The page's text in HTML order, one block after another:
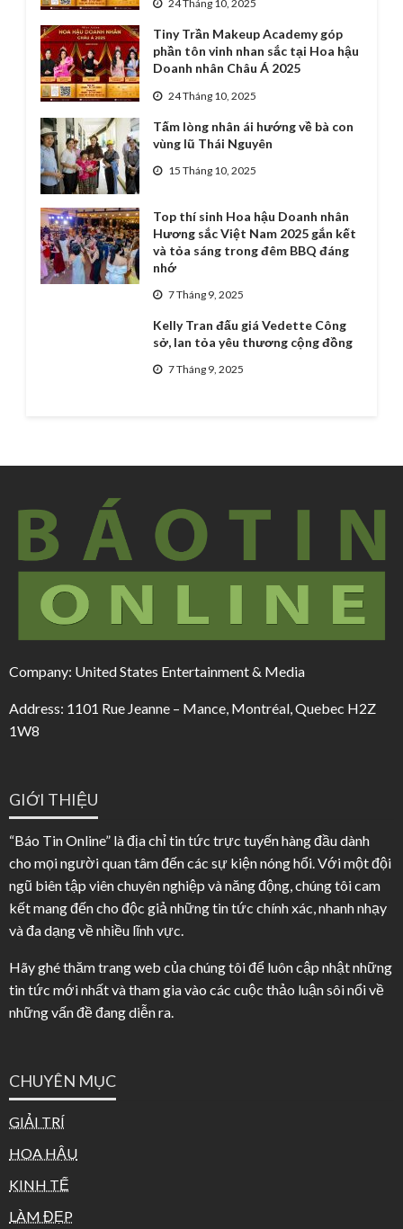
24 Tháng 10, 2025
Tiny Trần Makeup Academy góp
phần tôn vinh nhan sắc tại Hoa hậu
Doanh nhân Châu Á 2025
24 Tháng 10, 2025
Tấm lòng nhân ái hướng về bà con
vùng lũ Thái Nguyên
15 Tháng 10, 2025
Top thí sinh Hoa hậu Doanh nhân
Hương sắc Việt Nam 2025 gắn kết
và tỏa sáng trong đêm BBQ đáng
nhớ
7 Tháng 9, 2025
Kelly Tran đấu giá Vedette Công
sở, lan tỏa yêu thương cộng đồng
7 Tháng 9, 2025
Company: United States Entertainment & Media
Address: 1101 Rue Jeanne – Mance, Montréal, Quebec H2Z
1W8
GIỚI THIỆU
“Báo Tin Online” là địa chỉ tin tức trực tuyến hàng đầu dành
cho mọi người quan tâm đến các sự kiện nóng hổi. Với một đội
ngũ biên tập viên chuyên nghiệp và năng động, chúng tôi cam
kết mang đến cho độc giả những tin tức chính xác, nhanh nhạy
và đa dạng về nhiều lĩnh vực.
Hãy ghé thăm trang web của chúng tôi để luôn cập nhật những
tin tức mới nhất và tham gia vào các cuộc thảo luận sôi nổi về
những vấn đề đang diễn ra.
CHUYÊN MỤC
GIẢI TRÍ
HOA HẬU
KINH TẾ
LÀM ĐẸP